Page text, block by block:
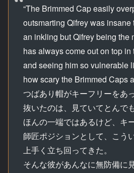
“The Brimmed Cap easily
outsmarting Qifrey was
an inkling but Qifrey being the
has always come out on top
and seeing him so vulnerable
how scary the Brimmed Caps
つばあり帽がキーフリーをあ
抜いたのは、見ていてとんで
ほんの一端ではあるけど、キ
師匠ポジションとして、こう
上手く立ち回ってきた。
そんな彼があんなに無防備に